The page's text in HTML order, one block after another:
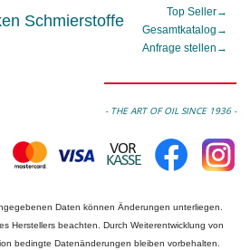
Schmierstoffe Top Seller→
Gesamtkatalog →
Anfrage stellen →
- THE ART OF OIL SINCE 1936 -
Daten können Änderungen unterliegen.
Herstellers beachten. Durch Weiterentwicklung von
bedingte Datenänderungen bleiben vorbehalten.